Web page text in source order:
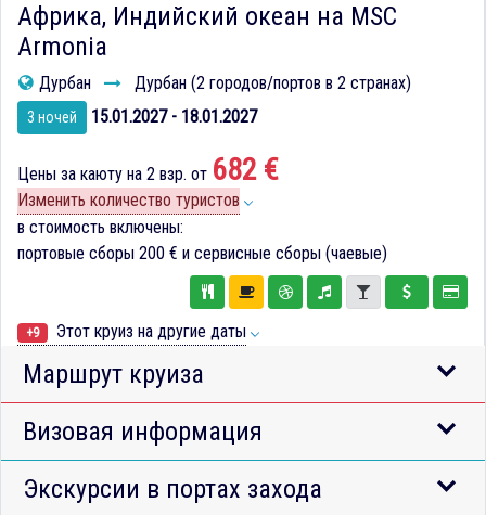
Африка, Индийский океан на MSC
Armonia
Дурбан Дурбан (2 городов/портов в 2 странах)
3 ночей 15.01.2027 - 18.01.2027
Цены за каюту на 2 взр. от 682 €
Изменить количество туристов
в стоимость включены:
портовые сборы 200 € и сервисные сборы (чаевые)
+9 Этот круиз на другие даты
Маршрут круиза
Визовая информация
Экскурсии в портах захода